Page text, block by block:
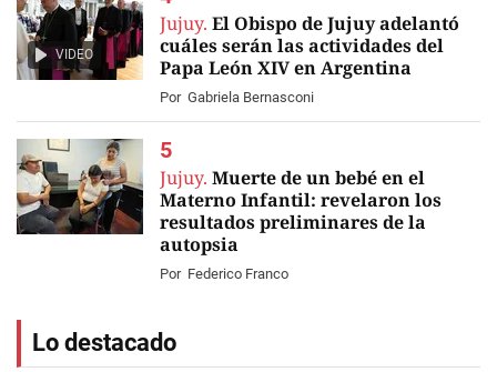
VIDEO
Jujuy. El Obispo de Jujuy adelantó
cuáles serán las actividades del
Papa León XIV en Argentina
Por Gabriela Bernasconi
Jujuy. Muerte de un bebé en el
Materno Infantil: revelaron los
resultados preliminares de la
autopsia
Por Federico Franco
Lo destacado